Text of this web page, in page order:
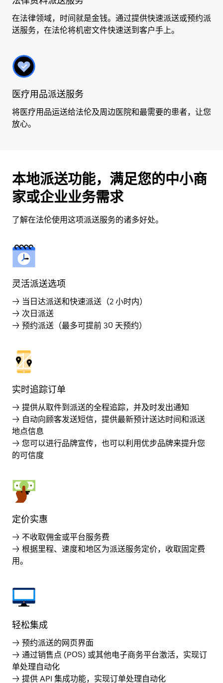
在法律领域，时间就是金钱。通过提供快速派送或预约派
送服务，在法伦将机密文件快速送到客户手上。
医疗用品派送服务
将医疗用品运送给法伦及周边医院和最需要的患者，让您
放心。
本地派送功能，满足您的中小商
家或企业业务需求
了解在法伦使用这项派送服务的诸多好处。
灵活派送选项
→ 当日达派送和快速派送（2 小时内）
→ 次日派送
→ 预约派送（最多可提前 30 天预约）
实时追踪订单
→ 提供从取件到派送的全程追踪，并及时发出通知
→ 自动向顾客发送短信，提供最新预计送达时间和派送
地点信息
→ 您可以进行品牌宣传，也可以利用优步品牌来提升您
的可信度
定价实惠
→ 不收取佣金或平台服务费
→ 根据里程、速度和地区为派送服务定价，收取固定费
用。
轻松集成
→ 预约派送的网页界面
→ 通过销售点 (POS) 或其他电子商务平台激活，实现订
单处理自动化
→ 提供 API 集成功能，实现订单处理自动化